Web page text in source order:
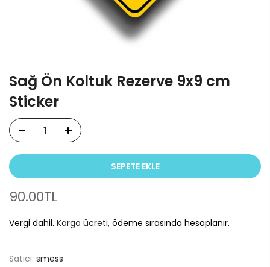
Sağ Ön Koltuk Rezerve 9x9 cm
Sticker
SEPETE EKLE
90.00TL
Vergi dahil. Kargo ücreti, ödeme sırasında hesaplanır.
Satıcı: smess